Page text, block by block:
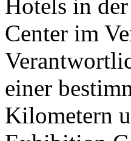
Hotels in
Center im
einer
Kilometern